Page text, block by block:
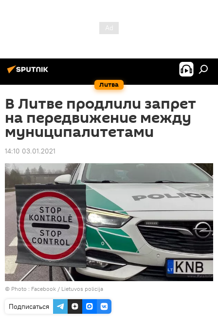
Литва
В Литве продлили запрет
на передвижение между
муниципалитетами
14:10 03.01.2021
© Photo : Facebook / Lietuvos policija
Подписаться